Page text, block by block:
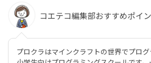
コエテコ編集部おすすめポイ
プロクラはマインクラフトの世界でプロ